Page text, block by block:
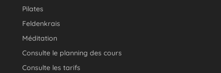
Pilates
Feldenkrais
Méditation
Consulte le planning des cours
Consulte les tarifs